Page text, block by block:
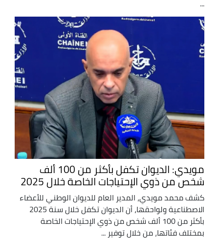
مويدي: الديوان تكفل بأكثر من 100 ألف
شخص من ذوي الإحتياجات الخاصة خلال 2025
كشف محمد مويدي، المدير العام للديوان الوطني للأعضاء
الاصطناعية ولواحقها، أن الديوان تكفل خلال سنة 2025
بأكثر من 100 ألف شخص من ذوي الإحتياجات الخاصة
بمختلف فئاتها، من خلال توفير ...